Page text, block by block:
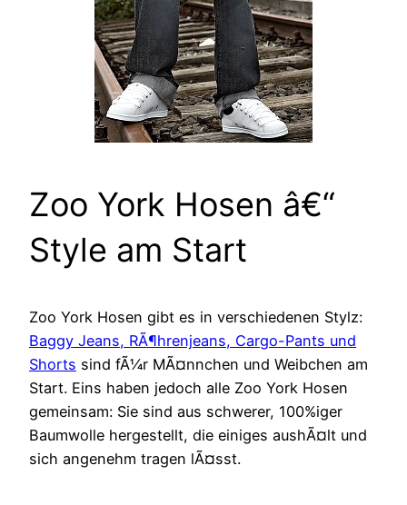
Zoo York Hosen â€“
Style am Start
Zoo York Hosen gibt es in verschiedenen Stylz:
Baggy Jeans, RÃ¶hrenjeans, Cargo-Pants und
Shorts sind fÃ¼r MÃ¤nnchen und Weibchen am
Start. Eins haben jedoch alle Zoo York Hosen
gemeinsam: Sie sind aus schwerer, 100%iger
Baumwolle hergestellt, die einiges aushÃ¤lt und
sich angenehm tragen lÃ¤sst.